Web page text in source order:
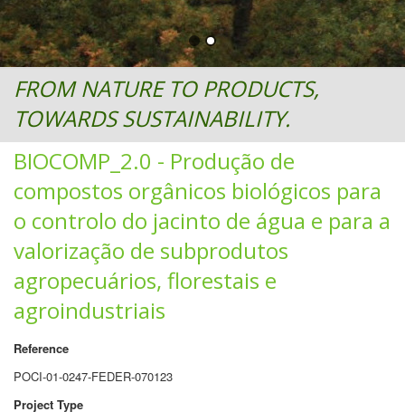
FROM NATURE TO PRODUCTS,
TOWARDS SUSTAINABILITY.
BIOCOMP_2.0 - Produção de
compostos orgânicos biológicos para
o controlo do jacinto de água e para a
valorização de subprodutos
agropecuários, florestais e
agroindustriais
Reference
POCI-01-0247-FEDER-070123
Project Type